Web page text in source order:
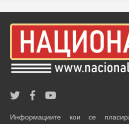
Информациите кои се